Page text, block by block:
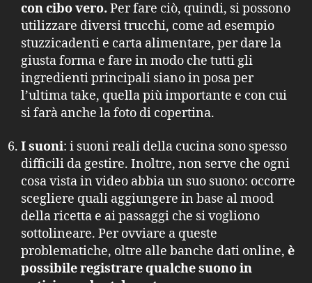
con cibo vero. Per fare ciò, quindi, si possono
utilizzare diversi trucchi, come ad esempio
stuzzicadenti e carta alimentare, per dare la
giusta forma e fare in modo che tutti gli
ingredienti principali siano in posa per
l’ultima take, quella più importante e con cui
si farà anche la foto di copertina.
I suoni: i suoni reali della cucina sono spesso
difficili da gestire. Inoltre, non serve che ogni
cosa vista in video abbia un suo suono: occorre
scegliere quali aggiungere in base al mood
della ricetta e ai passaggi che si vogliono
sottolineare. Per ovviare a queste
problematiche, oltre alle banche dati online, è
possibile registrare qualche suono in